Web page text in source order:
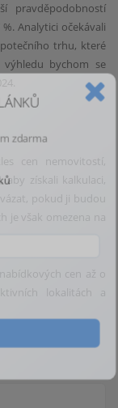
pravděpodobností
Analytici očekávali
trhu, které
bychom se
cen nemovitostí,
aby získali kalkulaci,
pokud ji budou
je však omezena na
cen až o
lokalitách a
zdarma